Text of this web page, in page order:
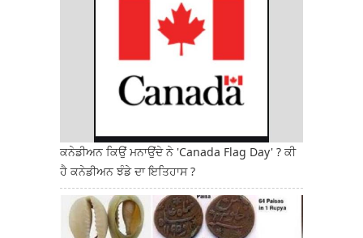
ਕਨੇਡੀਅਨ ਕਿਉਂ ਮਨਾਉਂਦੇ ਨੇ 'Canada Flag Day' ? ਕੀ
ਹੈ ਕਨੇਡੀਅਨ ਝੰਡੇ ਦਾ ਇਤਿਹਾਸ ?